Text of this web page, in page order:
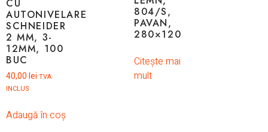
CU
AUTONIVELARE
SCHNEIDER
2 MM, 3-
12MM, 100
BUC
40,00 lei TVA
INCLUS
Adaugă în coș
804/S,
PAVAN,
280×120
Citește mai
mult